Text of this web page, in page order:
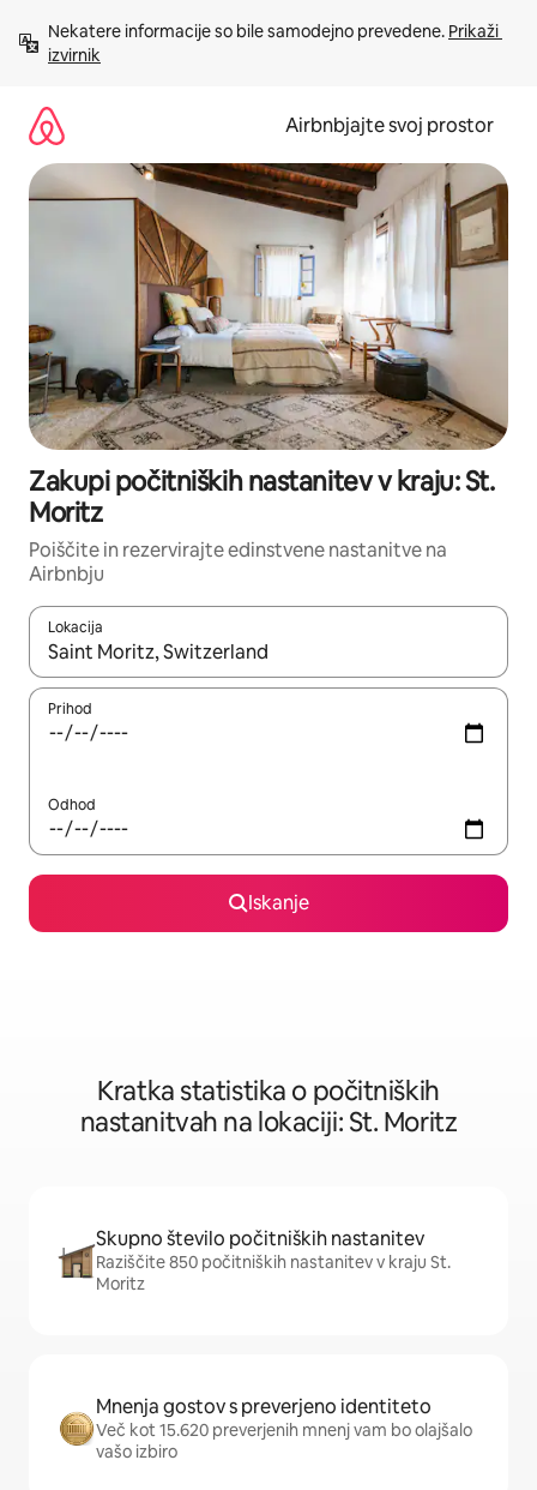
vsebino
Nekatere informacije so bile samodejno prevedene. Prikaži
izvirnik
Airbnbjajte svoj prostor
Zakupi počitniških nastanitev v kraju: St.
Moritz
Poiščite in rezervirajte edinstvene nastanitve na
Airbnbju
Lokacija
Ko so rezultati na voljo, krmarite s puščičnima tipkama gor in
Prihod
Odhod
Iskanje
Kratka statistika o počitniških
nastanitvah na lokaciji: St. Moritz
Skupno število počitniških nastanitev
Raziščite 850 počitniških nastanitev v kraju St.
Moritz
Mnenja gostov s preverjeno identiteto
Več kot 15.620 preverjenih mnenj vam bo olajšalo
vašo izbiro